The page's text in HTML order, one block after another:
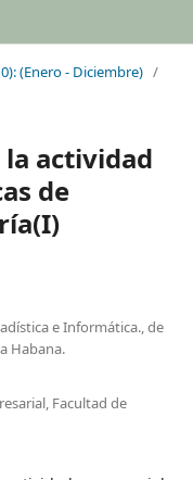
(Enero - Diciembre) /
la actividad
de
e Informática., de
Habana.
Facultad de